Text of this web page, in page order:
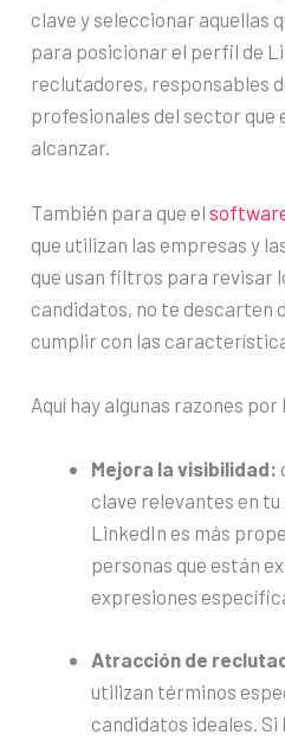
clave y seleccionar aquellas
para posicionar el perfil de
reclutadores, responsables
profesionales del sector que
alcanzar.
También para que el
que utilizan las empresas y
que usan filtros para revisar
candidatos, no te descarten
cumplir con las
Aquí hay algunas razones
Mejora la visibilidad:
clave relevantes en tu
LinkedIn es más
personas que están
expresiones
Atracción de
utilizan términos
candidatos ideales.